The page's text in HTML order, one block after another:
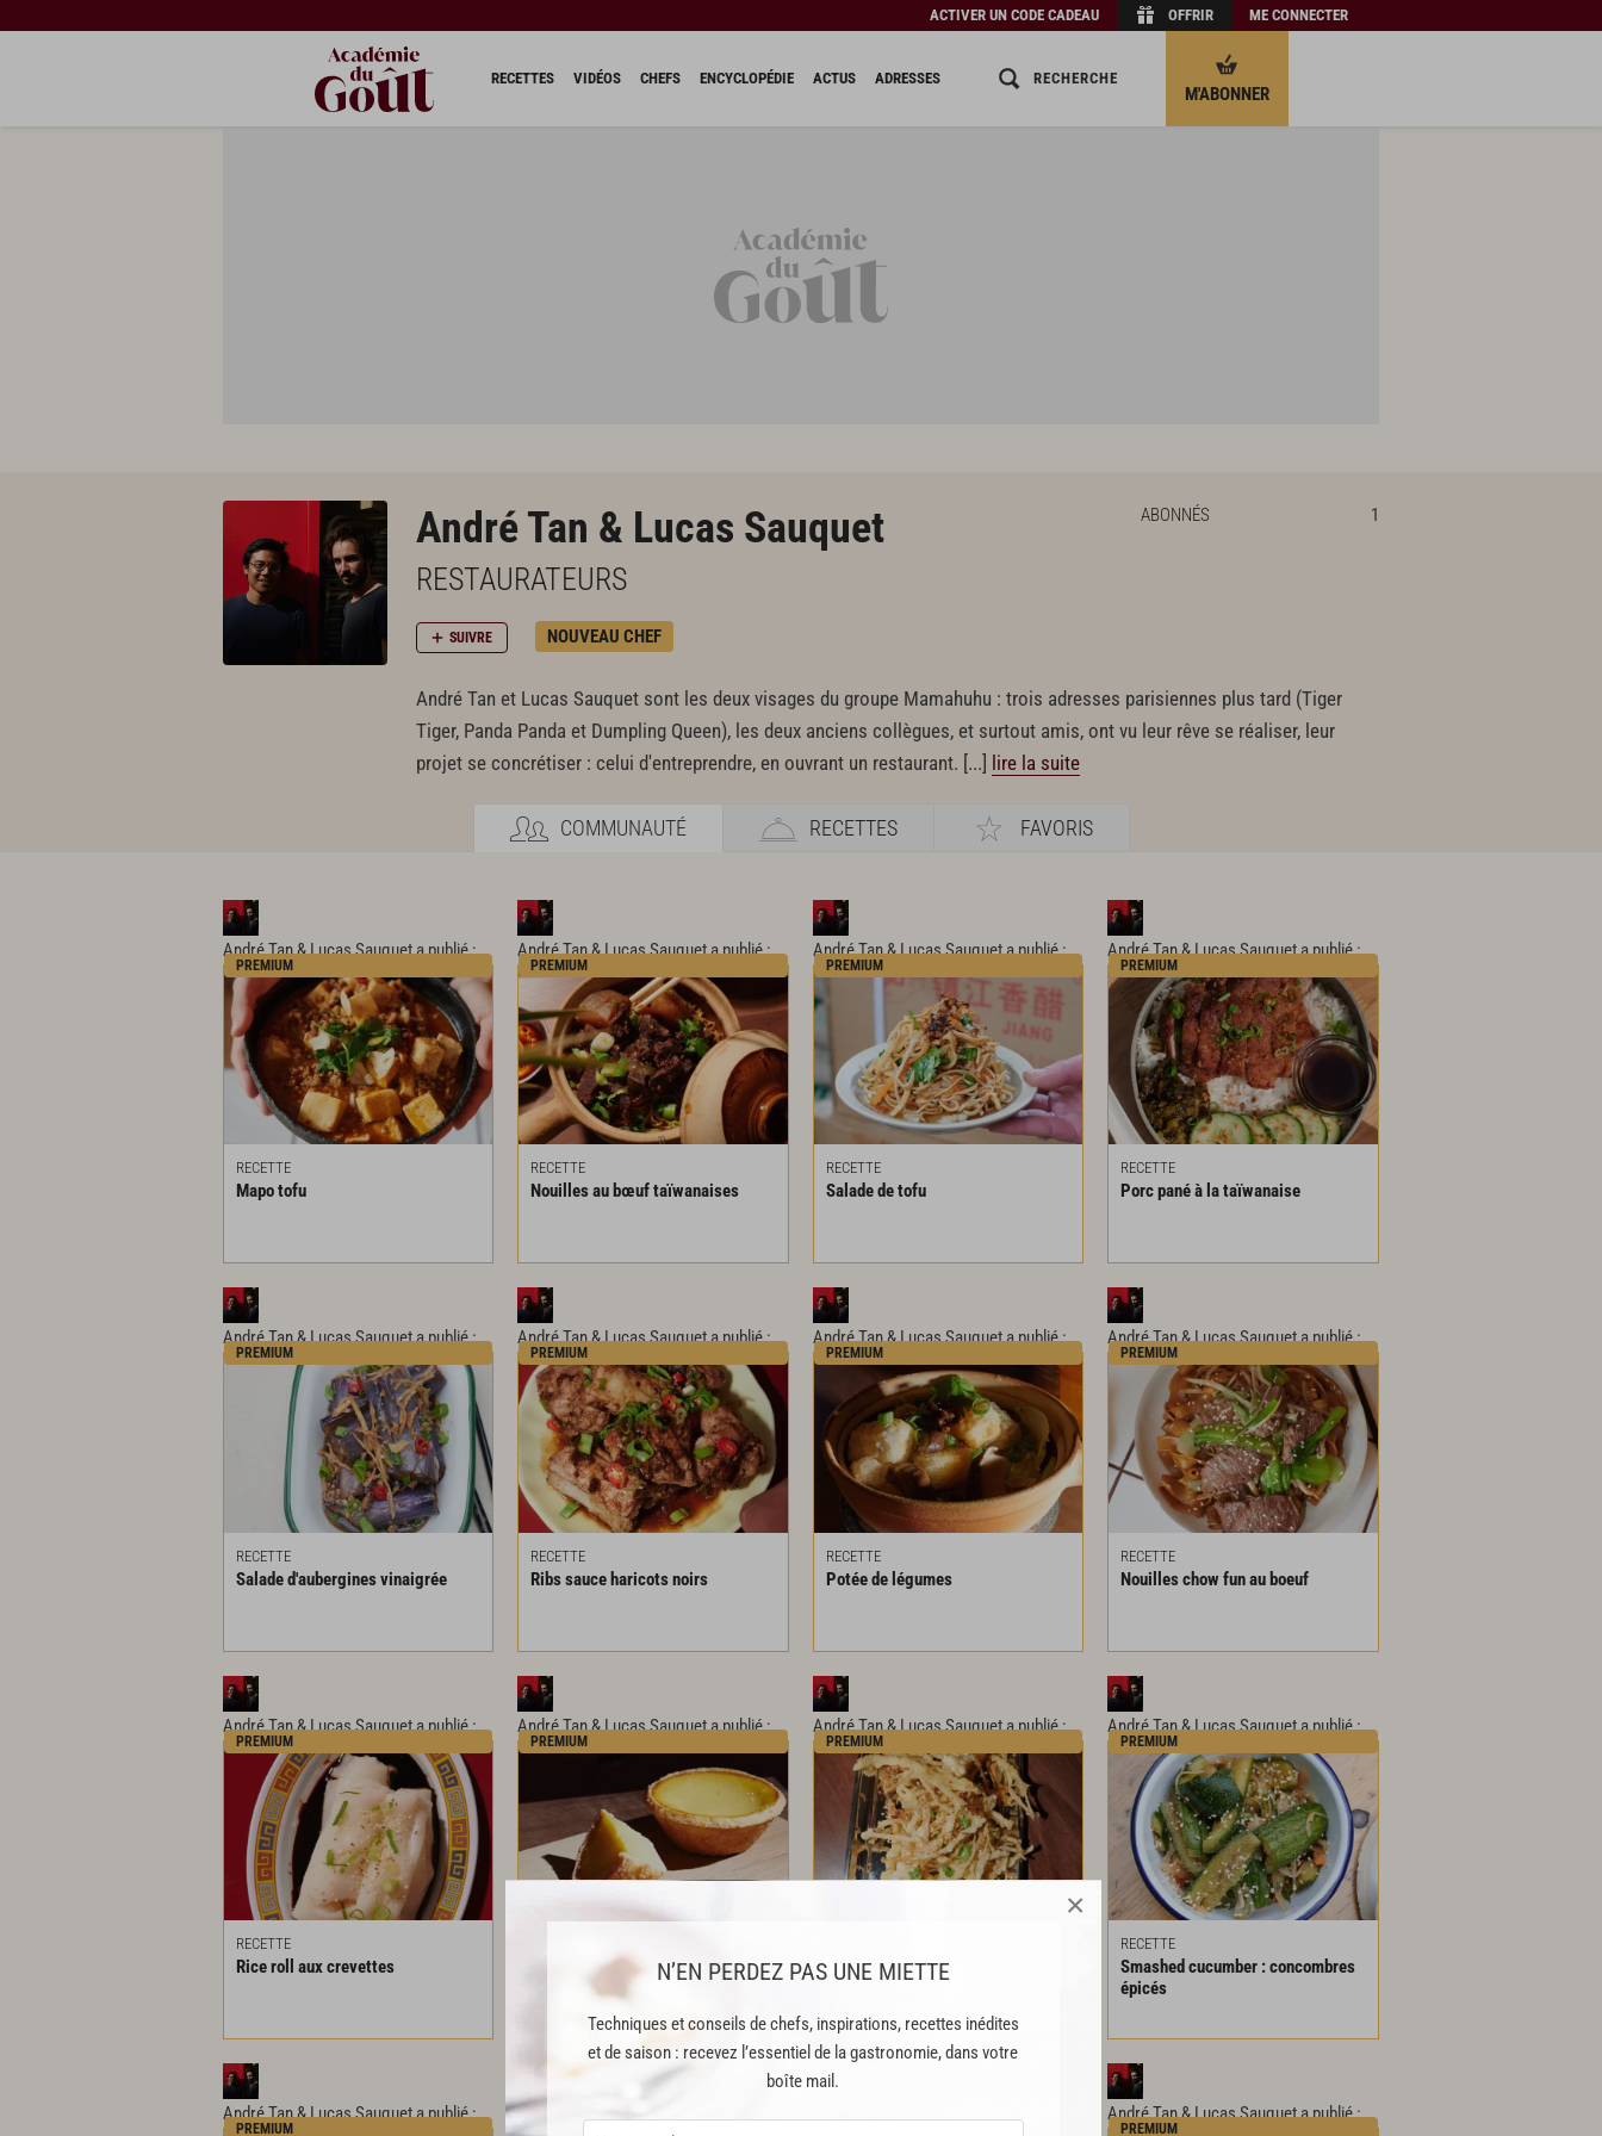
N’EN PERDEZ PAS UNE MIETTE
Techniques et conseils de chefs, inspirations, recettes inédites
et de saison : recevez l’essentiel de la gastronomie, dans votre
boîte mail.
×
ACTIVER UN CODE CADEAU OFFRIR ME CONNECTER
RECETTES VIDÉOS CHEFS ENCYCLOPÉDIE ACTUS ADRESSES RECHERCHE
M'ABONNER
André Tan & Lucas Sauquet
RESTAURATEURS
SUIVRE
ABONNÉS 1
NOUVEAU CHEF
André Tan et Lucas Sauquet sont les deux visages du groupe Mamahuhu : trois adresses parisiennes plus tard (Tiger
Tiger, Panda Panda et Dumpling Queen), les deux anciens collègues, et surtout amis, ont vu leur rêve se réaliser, leur
projet se concrétiser : celui d'entreprendre, en ouvrant un restaurant. [...] lire la suite
COMMUNAUTÉ RECETTES FAVORIS
André Tan & Lucas Sauqueta publié :
PREMIUM
RECETTE
Mapotofu
André Tan & Lucas Sauqueta publié :
PREMIUM
RECETTE
Nouillesau bœuftaïwanaises
André Tan & Lucas Sauqueta publié :
PREMIUM
RECETTE
Saladedetofu
André Tan & Lucas Sauqueta publié :
PREMIUM
RECETTE
Porcpanéà lataïwanaise
André Tan & Lucas Sauqueta publié :
PREMIUM
RECETTE
Saladed'auberginesvinaigrée
André Tan & Lucas Sauqueta publié :
PREMIUM
RECETTE
Ribssauce haricotsnoirs
André Tan & Lucas Sauqueta publié :
PREMIUM
RECETTE
Potéede légumes
André Tan & Lucas Sauqueta publié :
PREMIUM
RECETTE
Nouilleschow funau boeuf
André Tan & Lucas Sauqueta publié :
PREMIUM
RECETTE
Riceroll auxcrevettes
André Tan & Lucas Sauqueta publié :
PREMIUM
:tarteletteauxoeufs
André Tan & Lucas Sauqueta publié :
PREMIUM
Enokis frits
André Tan & Lucas Sauqueta publié :
PREMIUM
RECETTE
Smashed cucumber :concombres
épicés
André Tan & Lucas Sauqueta publié :
PREMIUM
André Tan & Lucas Sauquet André Tan & Lucas Sauqueta publié :
PREMIUM